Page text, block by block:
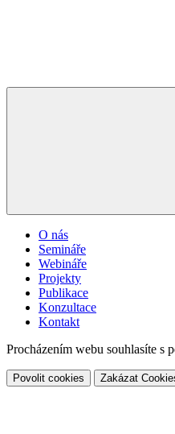
O nás
Semináře
Webináře
Projekty
Publikace
Konzultace
Kontakt
Procházením webu souhlasíte s
Povolit cookies Zakázat